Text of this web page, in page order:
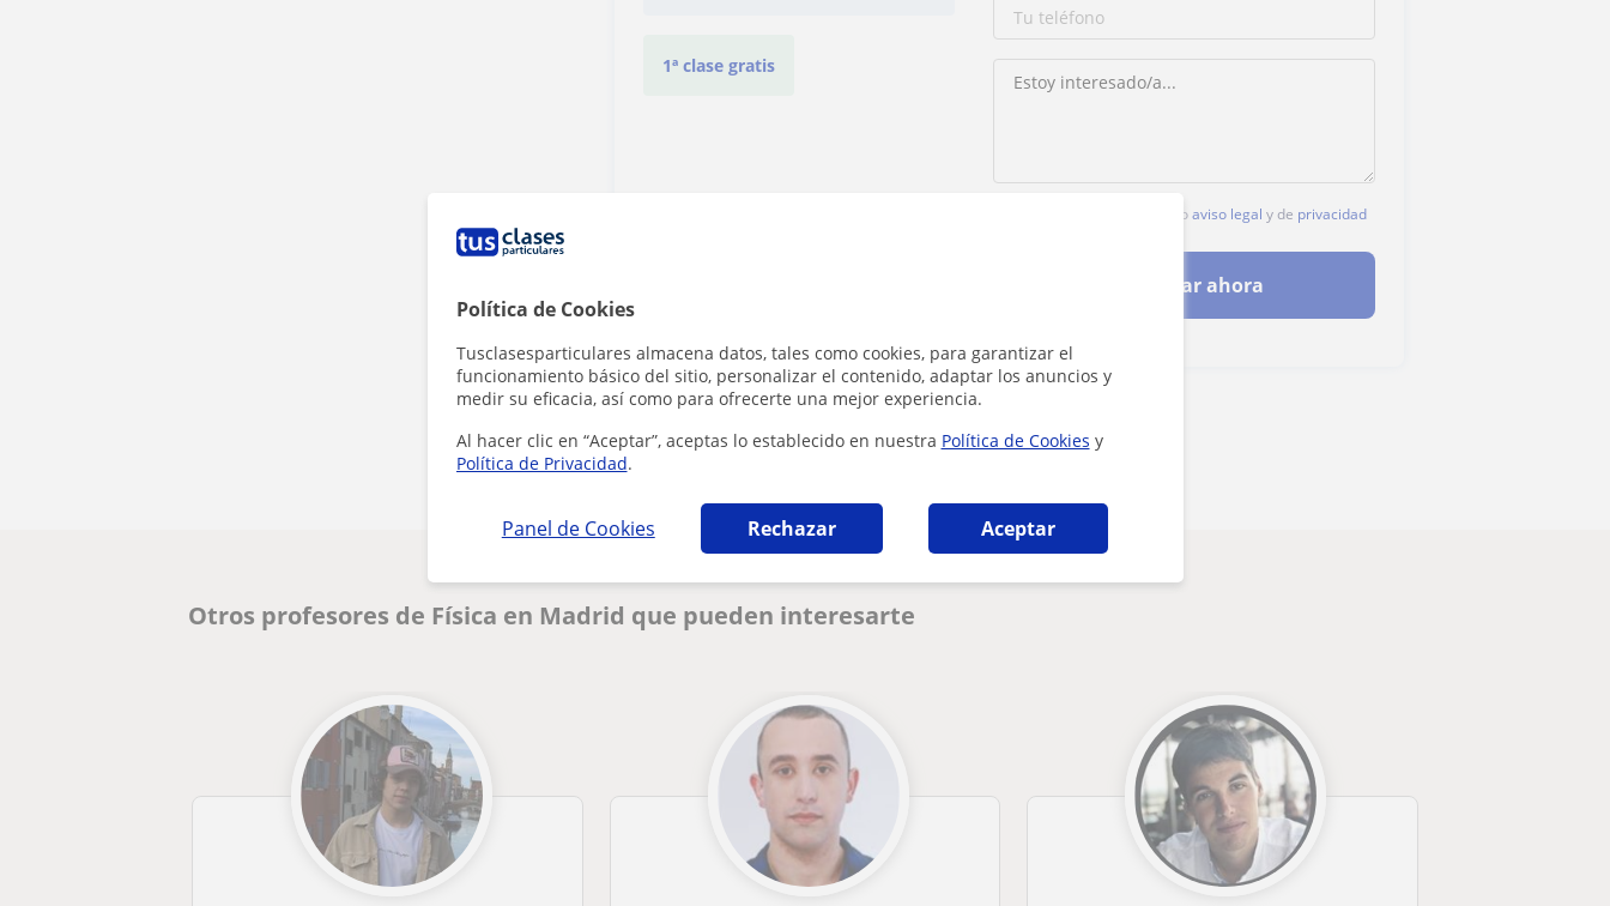
Política de Cookies
Tusclasesparticulares almacena datos, tales como cookies, para garantizar el
funcionamiento básico del sitio, personalizar el contenido, adaptar los anuncios y
medir su eficacia, así como para ofrecerte una mejor experiencia.
Al hacer clic en “Aceptar”, aceptas lo establecido en nuestra Política de Cookies y
Política de Privacidad.
Panel de Cookies Rechazar Aceptar
1ª clase gratis
Al hacer clic, aceptas nuestroaviso legal y de privacidad
Contactar ahora
Denunciar este perfil
Otros profesores de Física en Madrid que pueden interesarte